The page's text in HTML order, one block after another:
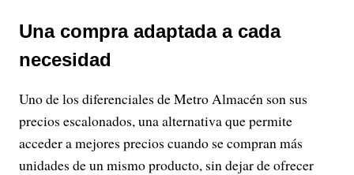
Una compra adaptada a cada
necesidad
Uno de los diferenciales de Metro Almacén son sus
precios escalonados, una alternativa que permite
acceder a mejores precios cuando se compran más
unidades de un mismo producto, sin dejar de ofrecer